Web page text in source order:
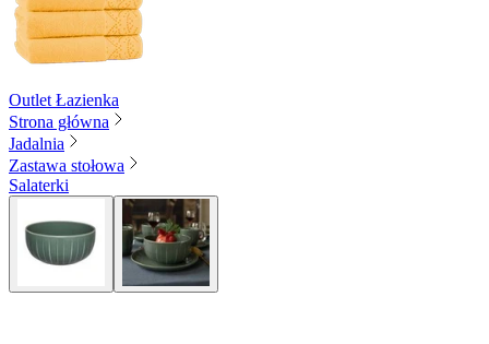
Outlet Łazienka
Strona główna
Jadalnia
Zastawa stołowa
Salaterki